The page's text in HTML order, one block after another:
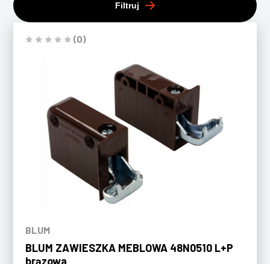
Filtruj
(0)
BLUM
BLUM ZAWIESZKA MEBLOWA 48N0510 L+P
brązowa